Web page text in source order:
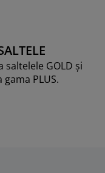
saltelele GOLD și
PLUS.